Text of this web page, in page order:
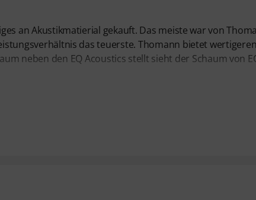
an Akustikmatierial gekauft. Das meiste war von
das teuerste. Thomann bietet
neben den EQ Acoustics stellt sieht der Schaum von